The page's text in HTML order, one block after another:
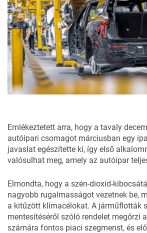
Emlékeztetett arra, hogy a tavaly
autóipari csomagot márciusban egy
javaslat egészítette ki, így első
valósulhat meg, amely az autóipar
Elmondta, hogy a szén-dioxid-
nagyobb rugalmasságot vezetnek be,
a kitűzött klímacélokat. A járműflották
mentesítéséről szóló rendelet megőrzi
számára fontos piaci szegmenst, és